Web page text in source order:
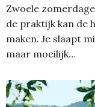
Zwoele
de praktijk kan de
maken. Je slaapt
maar moeilijk…